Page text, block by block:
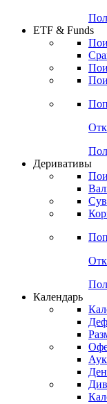
ETF & Funds
Деривативы
Календарь